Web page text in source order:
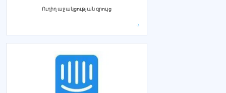
Ուղիղ աջակցության զրույց